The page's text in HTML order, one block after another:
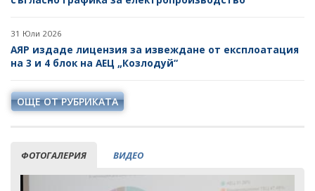
31 Юли 2026
АЯР издаде лицензия за извеждане от експлоатация
на 3 и 4 блок на АЕЦ „Козлодуй“
ОЩЕ ОТ РУБРИКАТА
ФОТОГАЛЕРИЯ ВИДЕО
СТУДЕНТСКИ СТАЖОВЕ В ДЪРЖАВНАТА